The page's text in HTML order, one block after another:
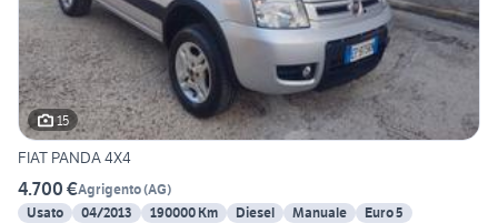
15
FIAT PANDA 4X4
4.700 €Agrigento(AG)
Usato
04/2013 190000 Km Diesel Manuale
Euro 5